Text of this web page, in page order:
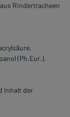
Rindertracheen
(Ph.Eur.),
Inhalt der